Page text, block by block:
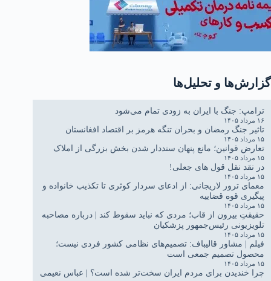
گزارش‌ها و تحلیل‌ها
ترامپ: جنگ با ایران به زودی تمام می‌شود
۱۶ مرداد ۱۴۰۵
تاثیر جنگ رمضان و بحران تنگه هرمز بر اقتصاد افغانستان
۱۵ مرداد ۱۴۰۵
تعارض قوانین؛ مانع پنهان سنددار شدن بخش بزرگی از املاک
۱۵ مرداد ۱۴۰۵
در نقد نقل قول های جعلی!
۱۵ مرداد ۱۴۰۵
معمای ترور لاریجانی: از ادعای سردار کوثری تا تکذیب خانواده و
پیگیری قوه قضاییه
۱۵ مرداد ۱۴۰۵
حقیقتِ بیرون از قاب؛ مردی که نباید سقوط کند | درباره مصاحبه
تلویزیونی رئیس‌جمهور پزشکیان
۱۵ مرداد ۱۴۰۵
فیلم | مشاور قالیباف: تصمیم‌های نظامی کشور فردی نیست؛
محصول تصمیم جمعی است
۱۵ مرداد ۱۴۰۵
چرا خندیدن برای مردم ایران سخت‌تر شده است؟ | عباس نعیمی